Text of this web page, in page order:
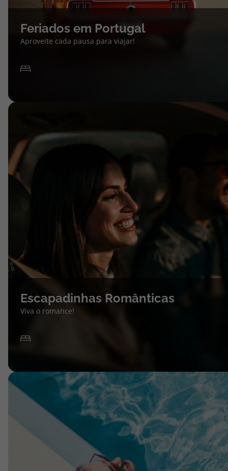
Feriados em Portugal
Aproveite cada pausa para viajar!
Escapadinhas Românticas
Viva o romance!